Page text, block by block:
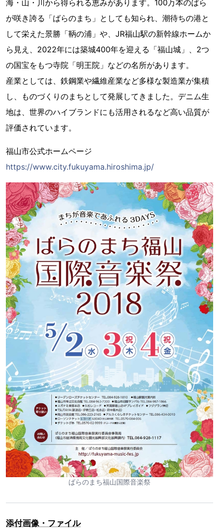
海・山・川から得られる恵みがあります。100万本のばら
が咲き誇る「ばらのまち」としても知られ、潮待ちの港と
して栄えた景勝「鞆の浦」や、JR福山駅の新幹線ホームか
ら見え、2022年には築城400年を迎える「福山城」、2つ
の国宝をもつ寺院「明王院」などの名所があります。
産業としては、鉄鋼業や繊維産業など多様な製造業が集積
し、ものづくりのまちとして発展してきました。デニム生
地は、世界のハイブランドにも活用されるなど高い品質が
評価されています。
福山市公式ホームページ
https://www.city.fukuyama.hiroshima.jp/
ばらのまち福山国際音楽祭
添付画像・ファイル